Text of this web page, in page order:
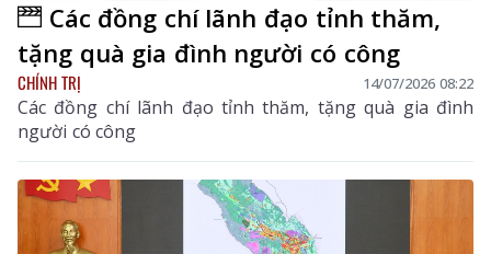
Các đồng chí lãnh đạo tỉnh thăm,
tặng quà gia đình người có công
CHÍNH TRỊ 14/07/2026 08:22
Các đồng chí lãnh đạo tỉnh thăm, tặng quà gia đình
người có công